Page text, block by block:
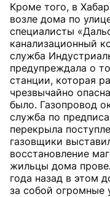
Кроме того, в
возле дома по
специалисты
канализационный
служба
предупреждала о
станции, которая
чрезвычайно
было. Газопровод
служба по
перекрыла
газовщики
восстановление
жильцы дома
года назад в этом
за собой огромные